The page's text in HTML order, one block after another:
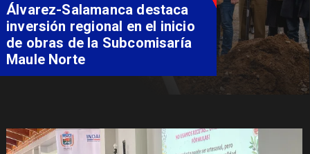
Álvarez-Salamanca destaca
inversión regional en el inicio
de obras de la Subcomisaría
Maule Norte